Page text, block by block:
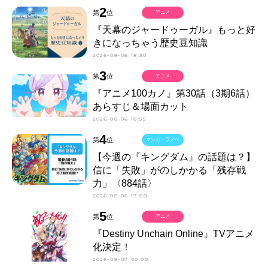
第2位
『天幕のジャードゥーガル』もっと好
きになっちゃう歴史豆知識
2026-08-06 18:30
アニメ
第3位
『アニメ100カノ』第30話（3期6話）
あらすじ＆場面カット
2026-08-06 18:55
アニメ
第4位
【今週の『キングダム』の話題は？】
信に「失敗」がのしかかる「残存戦
力」〈884話〉
2026-08-06 17:00
マンガ・ラノベ
第5位
『Destiny Unchain Online』TVアニメ
化決定！
2026-08-07 00:00
アニメ